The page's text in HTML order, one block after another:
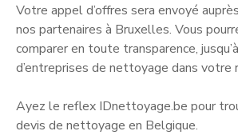
Votre appel d’offres sera envoyé
nos partenaires à Bruxelles. Vous
comparer en toute transparence, jusqu’à
d’entreprises de nettoyage dans votre
Ayez le reflex IDnettoyage.be pour
devis de nettoyage en Belgique.